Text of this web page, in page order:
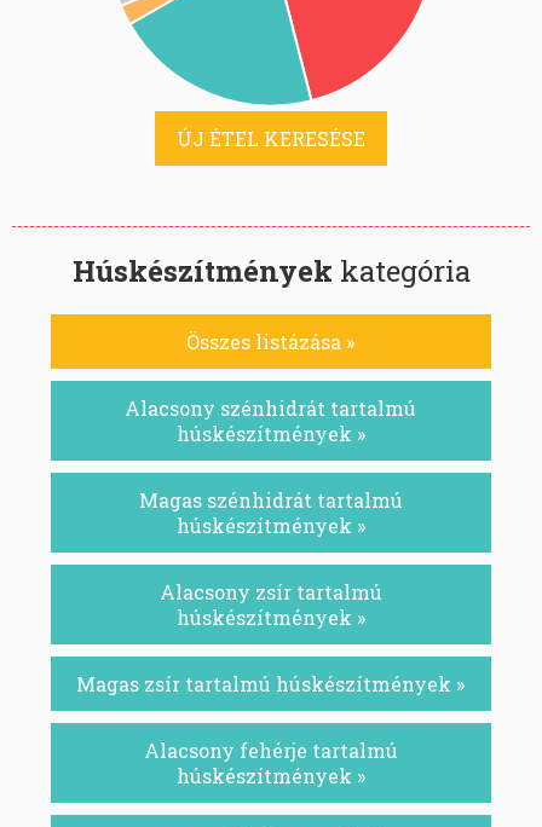
ÚJ ÉTEL KERESÉSE
Húskészítmények kategória
Összes listázása »
Alacsony szénhidrát tartalmú
húskészítmények »
Magas szénhidrát tartalmú
húskészítmények »
Alacsony zsír tartalmú
húskészítmények »
Magas zsír tartalmú húskészítmények »
Alacsony fehérje tartalmú
húskészítmények »